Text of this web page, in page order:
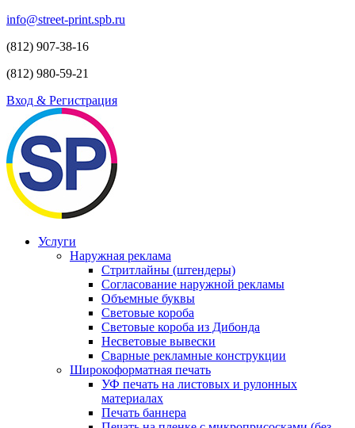
info@street-print.spb.ru
(812) 907-38-16
(812) 980-59-21
Вход & Регистрация
Услуги
Наружная реклама
Стритлайны (штендеры)
Согласование наружной рекламы
Объемные буквы
Световые короба
Световые короба из Дибонда
Несветовые вывески
Сварные рекламные конструкции
Широкоформатная печать
УФ печать на листовых и рулонных
материалах
Печать баннера